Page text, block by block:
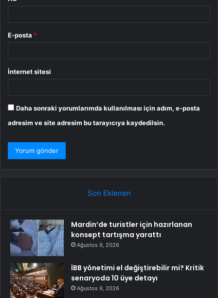
E-posta *
İnternet sitesi
Daha sonraki yorumlarımda kullanılması için adım, e-posta
adresim ve site adresim bu tarayıcıya kaydedilsin.
Son Eklenen
Mardin’de turistler için hazırlanan
konsept tartışma yarattı
Ağustos 9, 2026
İBB yönetimi el değiştirebilir mi? Kritik
senaryoda 10 üye detayı
Ağustos 9, 2026